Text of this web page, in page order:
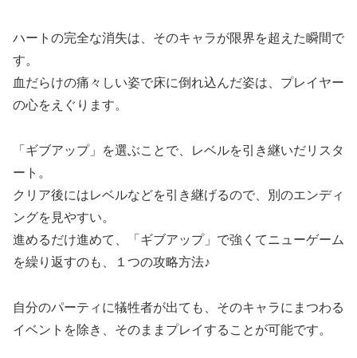
ハートの完全な消失は、そのキャラが限界を超えた瞬間で
す。
血だらけの痛々しい姿で床に倒れ込んだ姿は、プレイヤー
の心をえぐります。
「ギブアップ」を選ぶことで、レベルを引き継いだリスタ
ート。
クリア後にはレベルなどを引き継げるので、別のエンディ
ングを見やすい。
進めるだけ進めて、「ギブアップ」で強くてニューゲーム
を繰り返すのも、１つの攻略方法♪
自分のパーティに犠牲者が出ても、そのキャラにまつわる
イベントを除き、そのままプレイすることが可能です。